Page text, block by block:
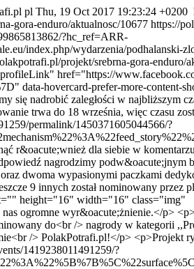
pl Thu, 19 Oct 2017 19:23:24 +0200
gora-enduro/aktualnosc/10677 https://
?hc_ref=ARR-
index.php/wydarzenia/podhalanski-
projekt/srebrna-gora-enduro/
href="https://
data-hovercard-prefer-more-content-
nadrobić zaległości w najbliższym
trwa do 18 września, więc czasu
permalink/1450371605044566/?
r&oacute;wnież dla siebie w
nagrodzimy podw&oacute;jnym
dwoma wypasionymi paczkami
9 innych został nominowany przez
height="16" width="16" class="img"
ogromne wyr&oacute;żnienie.</p>
do<br /> nagrody w kategorii
/> PolakPotrafi.pl!</p> <p>Projekt
1419238011491259/?